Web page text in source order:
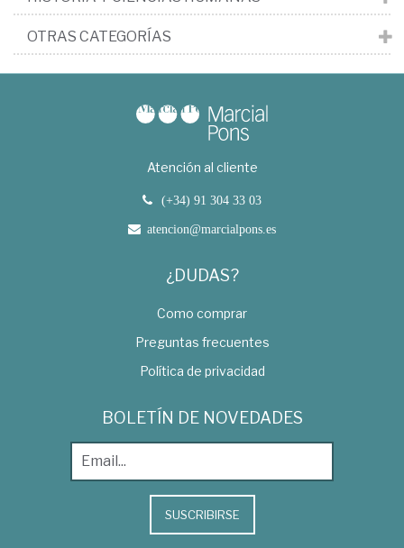
OTRAS CATEGORÍAS
Atención al cliente
(+34) 91 304 33 03
atencion@marcialpons.es
¿DUDAS?
Como comprar
Preguntas frecuentes
Política de privacidad
BOLETÍN DE NOVEDADES
SUSCRIBIRSE